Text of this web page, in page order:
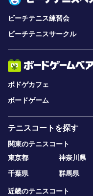
ビーチテニス練習会
ビーチテニスサークル
ボドゲカフェ
ボードゲーム
テニスコートを探す
関東のテニスコート
東京都
神奈川県
千葉県
群馬県
近畿のテニスコート